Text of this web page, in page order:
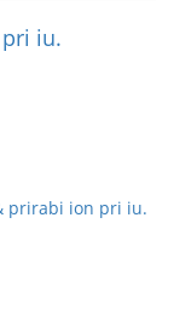
iu.
prirabi ion pri iu.